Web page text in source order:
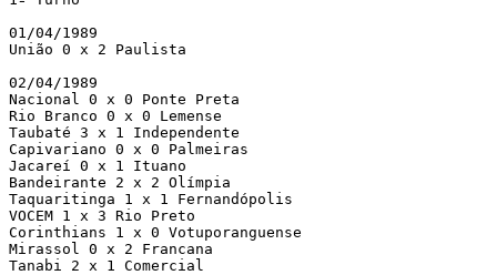
01/04/1989
União 0 x 2 Paulista
02/04/1989
Nacional 0 x 0 Ponte Preta
Rio Branco 0 x 0 Lemense
Taubaté 3 x 1 Independente
Capivariano 0 x 0 Palmeiras
Jacareí 0 x 1 Ituano
Bandeirante 2 x 2 Olímpia
Taquaritinga 1 x 1 Fernandópolis
VOCEM 1 x 3 Rio Preto
Corinthians 1 x 0 Votuporanguense
Mirassol 0 x 2 Francana
Tanabi 2 x 1 Comercial